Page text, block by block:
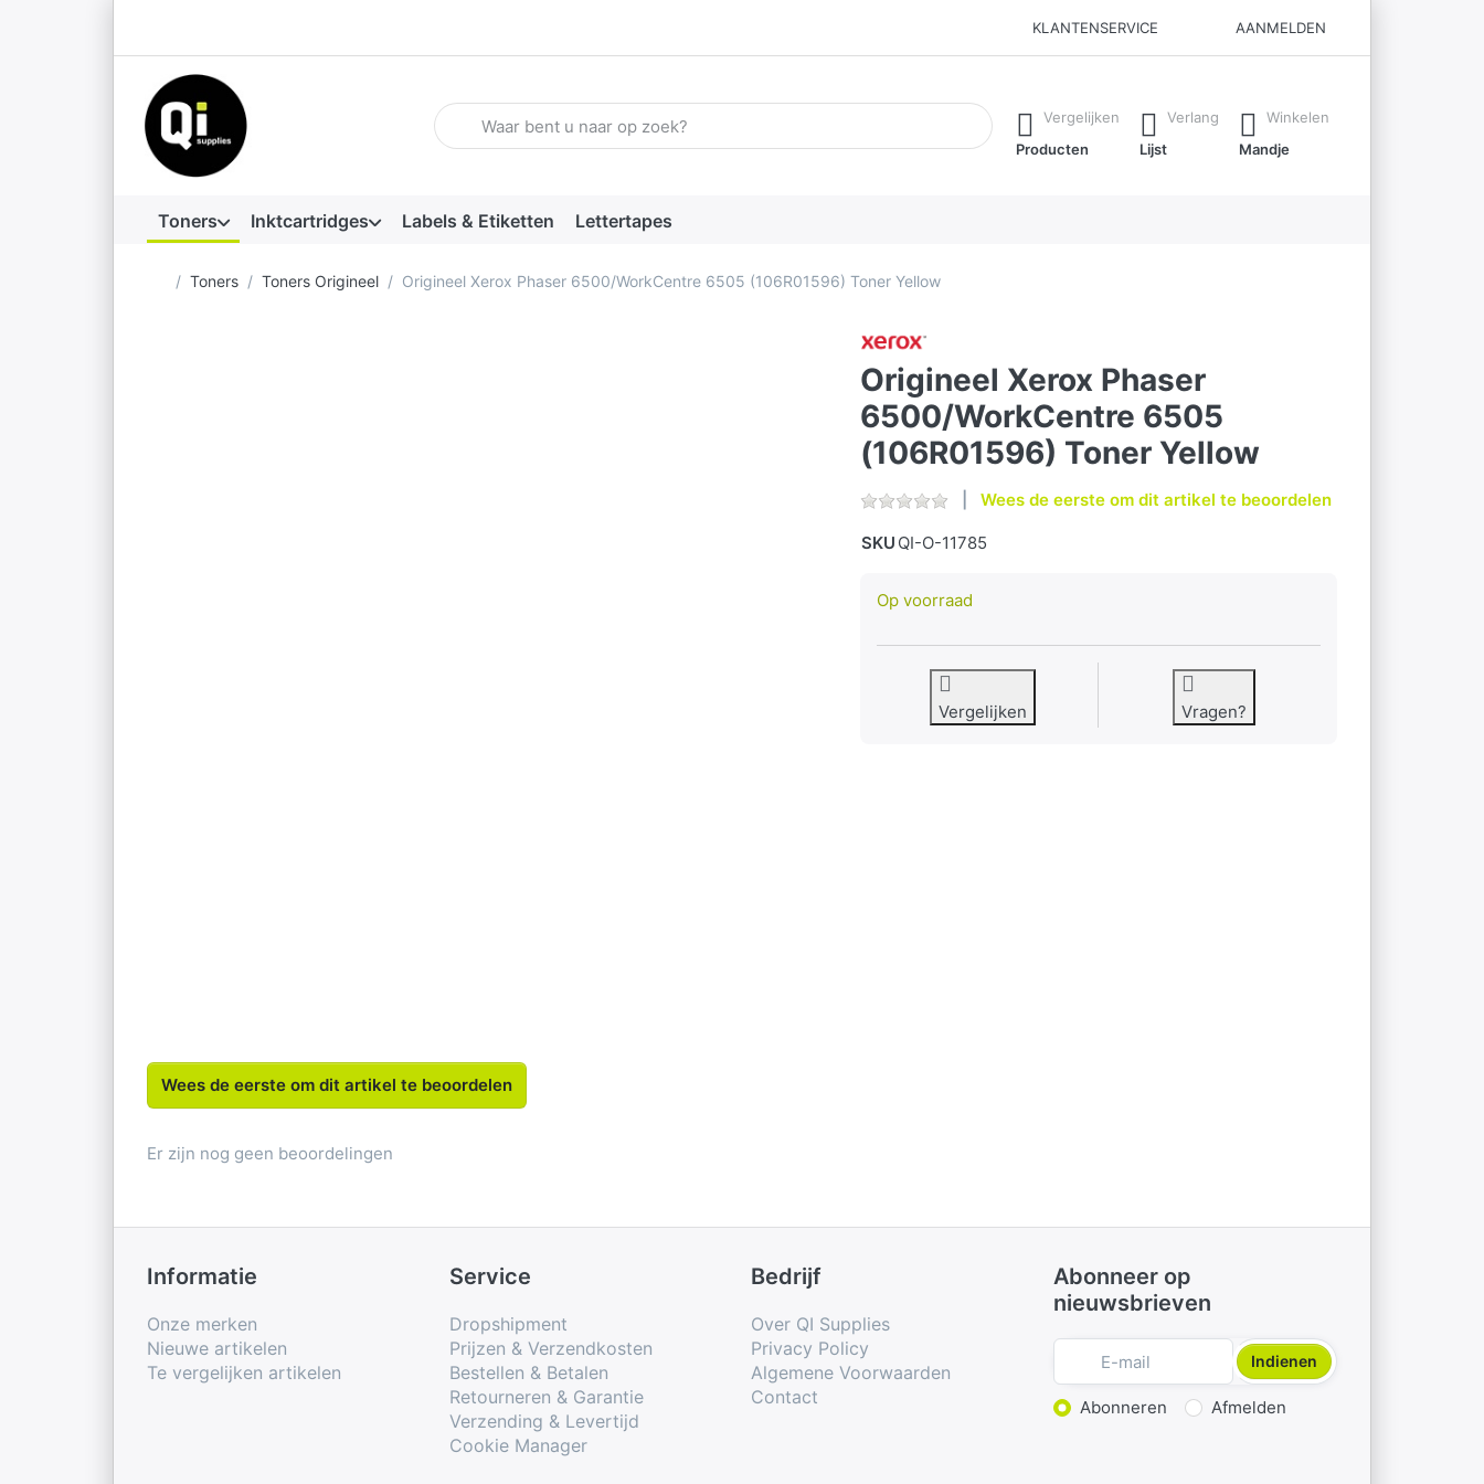
KLANTENSERVICE AANMELDEN
Voer een zoekterm in. De eerste resultaten verschijnen automatisch terwijl je typt. Druk op de Enter-toets om alle resultaten op te
Vergelijken
Producten
Verlang
Lijst
Winkelen
Mandje
Toners Inktcartridges Labels & Etiketten Lettertapes
Startpagina
Toners Toners Origineel Origineel Xerox Phaser 6500/WorkCentre 6505 (106R01596) Toner Yellow
Origineel Xerox Phaser
6500/WorkCentre 6505
(106R01596) Toner Yellow
Wees de eerste om dit artikel te beoordelen
SKU QI-O-11785
Op voorraad
Vergelijken Vragen?
Wees de eerste om dit artikel te beoordelen
Er zijn nog geen beoordelingen
Informatie
Onze merken
Nieuwe artikelen
Te vergelijken artikelen
Service
Dropshipment
Prijzen & Verzendkosten
Bestellen & Betalen
Retourneren & Garantie
Verzending & Levertijd
Cookie Manager
Bedrijf
Over QI Supplies
Privacy Policy
Algemene Voorwaarden
Contact
Abonneer op
nieuwsbrieven
Indienen
Actie kiezen
Abonneren Afmelden